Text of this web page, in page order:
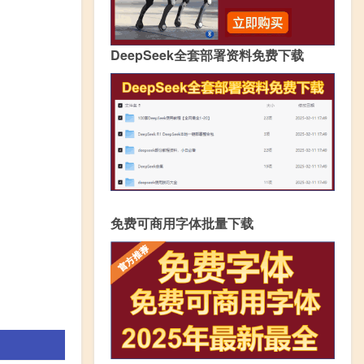
DeepSeek全套部署资料免费下载
免费可商用字体批量下载